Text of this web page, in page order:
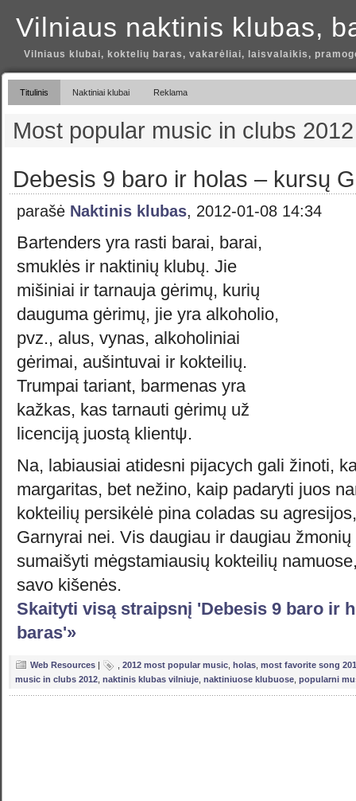
Vilniaus naktinis klubas,
Vilniaus klubai, koktelių baras, vakarėliai, laisvalaikis,
Titulinis Naktiniai klubai Reklama
Most popular music in clubs 2012
Debesis 9 baro ir holas – kursų
parašė Naktinis klubas, 2012-01-08 14:34
Bartenders yra rasti barai, barai,
smuklės ir naktinių klubų. Jie
mišiniai ir tarnauja gėrimų, kurių
dauguma gėrimų, jie yra alkoholio,
pvz., alus, vynas, alkoholiniai
gėrimai, aušintuvai ir kokteilių.
Trumpai tariant, barmenas yra
kažkas, kas tarnauti gėrimų už
licenciją juostą klientψ.
Na, labiausiai atidesni pijacych gali žinoti,
margaritas, bet nežino, kaip padaryti juos
kokteilių persikėlė pina coladas su
Garnyrai nei. Vis daugiau ir daugiau
sumaišyti mėgstamiausių kokteilių
savo kišenės.
Skaityti visą straipsnį 'Debesis 9 baro ir
baras'»
Web Resources | 2012 most popular music holas most favorite song
music in clubs 2012 naktinis klubas vilniuje naktiniuose klubuose popularni